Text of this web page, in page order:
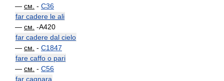
— см. - C36
far cadere le ali
— см. -A420
far cadere dal cielo
— см. - C1847
fare caffo o pari
— см. - C56
far cagnara